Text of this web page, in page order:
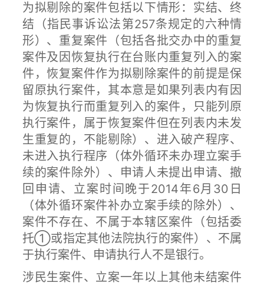
为拟剔除的案件包括以下情形：实结、终
结（指民事诉讼法第257条规定的六种情
形）、重复案件（包括各批交办中的重复
案件及因恢复执行在台账内重复列入的案
件，恢复案件作为拟剔除案件的前提是保
留原执行案件，其本意是如果列表内有因
为恢复执行而重复列入的案件，只能列原
执行案件，属于恢复案件但在列表内未发
生重复的，不能剔除）、进入破产程序、
未进入执行程序（体外循环未办理立案手
续的案件除外）、申请人未提出申请、撤
回申请、立案时间晚于2014年6月30日
（体外循环案件补办立案手续的除外）、
案件不存在、不属于本辖区案件（包括委
托①或指定其他法院执行的案件）、不属
于执行案件、申请执行人不是银行。
涉民生案件、立案一年以上其他未结案件